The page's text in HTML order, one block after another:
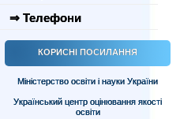
⇒ Телефони
КОРИСНІ ПОСИЛАННЯ
Міністерство освіти і науки України
Український центр оцінювання якості
освіти